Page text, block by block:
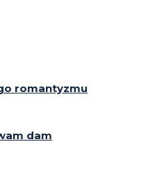
romantyzmu
dam